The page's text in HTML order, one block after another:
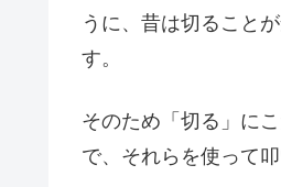
うに、昔は切ること
す。
そのため「切る」に
で、それらを使って